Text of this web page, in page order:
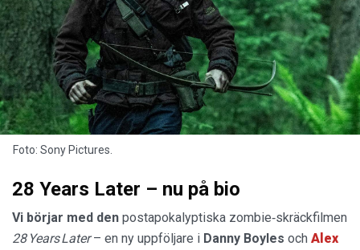
Foto: Sony Pictures.
28 Years Later – nu på bio
Vi börjar med den postapokalyptiska zombie‑skräckfilmen
28 Years Later– en ny uppföljare i Danny Boyles och Alex